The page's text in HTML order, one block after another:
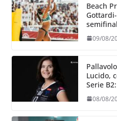
Beach
09/08/
Lucido,
Serie
lettone
08/08/